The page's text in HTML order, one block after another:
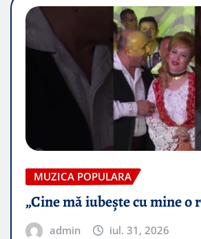
MUZICA POPULARA
„Cine mă iubește cu mine o
admin iul. 31, 2026